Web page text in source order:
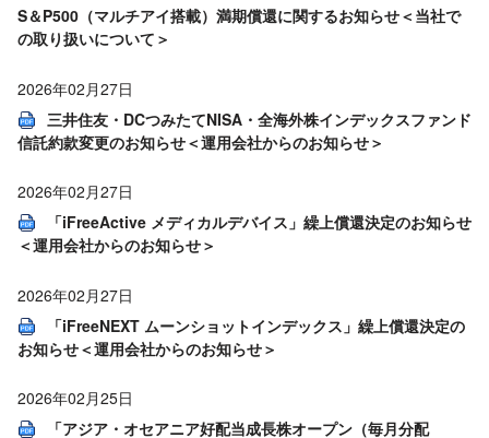
S＆P500（マルチアイ搭載）満期償還に関するお知らせ＜当社で
の取り扱いについて＞
2026年02月27日
三井住友・DCつみたてNISA・全海外株インデックスファンド
信託約款変更のお知らせ＜運用会社からのお知らせ＞
2026年02月27日
「iFreeActive メディカルデバイス」繰上償還決定のお知らせ
＜運用会社からのお知らせ＞
2026年02月27日
「iFreeNEXT ムーンショットインデックス」繰上償還決定の
お知らせ＜運用会社からのお知らせ＞
2026年02月25日
「アジア・オセアニア好配当成長株オープン（毎月分配